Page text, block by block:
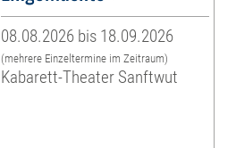
08.08.2026 bis 18.09.2026
(mehrere Einzeltermine im Zeitraum)
Kabarett-Theater Sanftwut